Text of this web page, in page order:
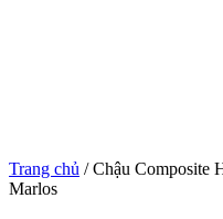
Trang chủ /Chậu Composite
Marlos